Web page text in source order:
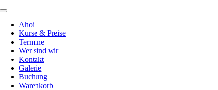
Zum
springen
Toggle
Navigation
Ahoi
Kurse & Preise
Termine
Wer sind wir
Kontakt
Galerie
Buchung
Warenkorb